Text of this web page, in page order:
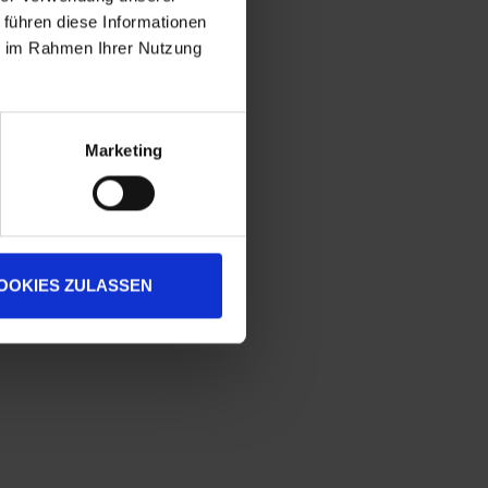
diese Informationen
Rahmen Ihrer Nutzung
Marketing
ZULASSEN